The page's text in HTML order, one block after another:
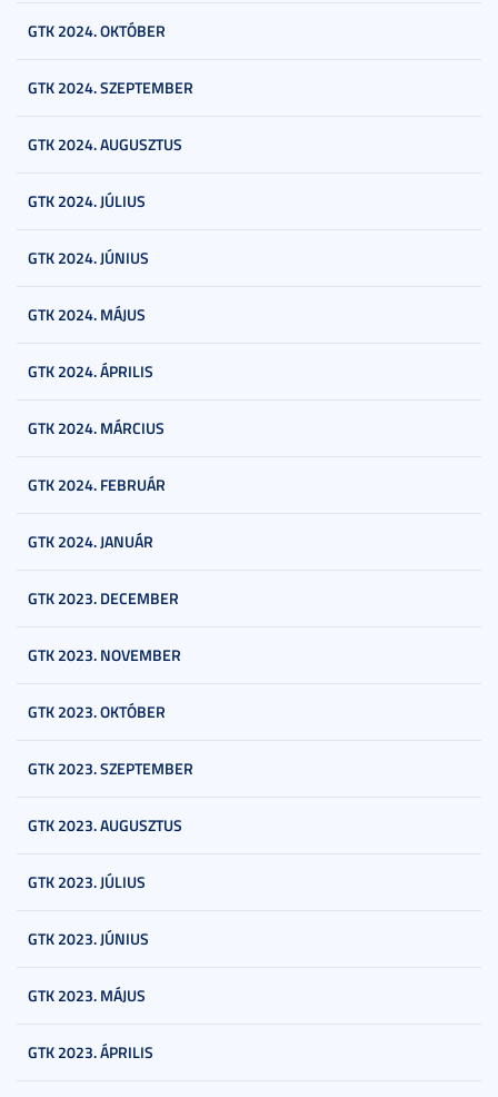
GTK 2024. OKTÓBER
GTK 2024. SZEPTEMBER
GTK 2024. AUGUSZTUS
GTK 2024. JÚLIUS
GTK 2024. JÚNIUS
GTK 2024. MÁJUS
GTK 2024. ÁPRILIS
GTK 2024. MÁRCIUS
GTK 2024. FEBRUÁR
GTK 2024. JANUÁR
GTK 2023. DECEMBER
GTK 2023. NOVEMBER
GTK 2023. OKTÓBER
GTK 2023. SZEPTEMBER
GTK 2023. AUGUSZTUS
GTK 2023. JÚLIUS
GTK 2023. JÚNIUS
GTK 2023. MÁJUS
GTK 2023. ÁPRILIS